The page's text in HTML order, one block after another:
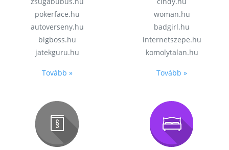
pokerface.hu
autoverseny.hu
bigboss.hu
jatekguru.hu
Tovább »
woman.hu
badgirl.hu
internetszepe.hu
komolytalan.hu
Tovább »